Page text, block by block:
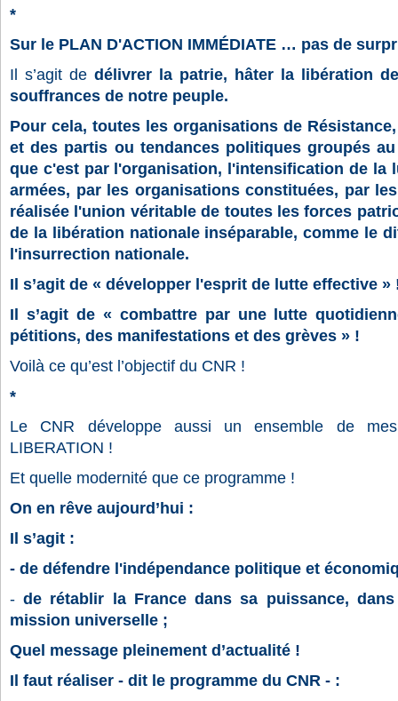
*
Sur le PLAN D'ACTION IMMÉDIATE … pas de
Il s’agit de délivrer la patrie, hâter la libération
souffrances de notre peuple.
Pour cela, toutes les organisations de
et des partis ou tendances politiques groupés
que c'est par l'organisation, l'intensification de la
armées, par les organisations constituées, par
réalisée l'union véritable de toutes les forces
de la libération nationale inséparable, comme le
l'insurrection nationale.
Il s’agit de « développer l'esprit de lutte effective »
Il s’agit de « combattre par une lutte
pétitions, des manifestations et des grèves » !
Voilà ce qu’est l’objectif du CNR !
*
Le CNR développe aussi un ensemble de
LIBERATION !
Et quelle modernité que ce programme !
On en rêve aujourd’hui :
Il s’agit :
- de défendre l'indépendance politique et
-de rétablir la France dans sa puissance,
mission universelle ;
Quel message pleinement d’actualité !
Il faut réaliser - dit le programme du CNR - :